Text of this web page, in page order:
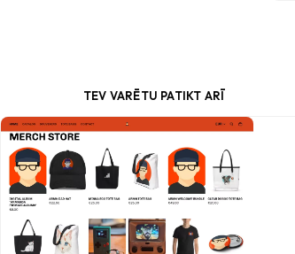
TEV VARĒTU PATIKT ARĪ